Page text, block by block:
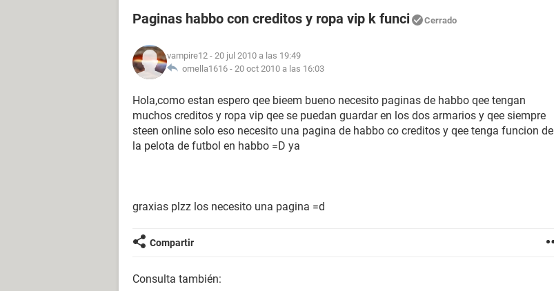
Paginas habbo con creditos y ropa vip k funci Cerrado
vampire12 - 20 jul 2010 a las 19:49
ornella1616 - 20 oct 2010 a las 16:03
Hola,como estan espero qee bieem bueno necesito paginas de habbo qee tengan
muchos creditos y ropa vip qee se puedan guardar en los dos armarios y qee siempre
steen online solo eso necesito una pagina de habbo co creditos y qee tenga funcion de
la pelota de futbol en habbo =D ya
graxias plzz los necesito una pagina =d
Compartir
Consulta también: